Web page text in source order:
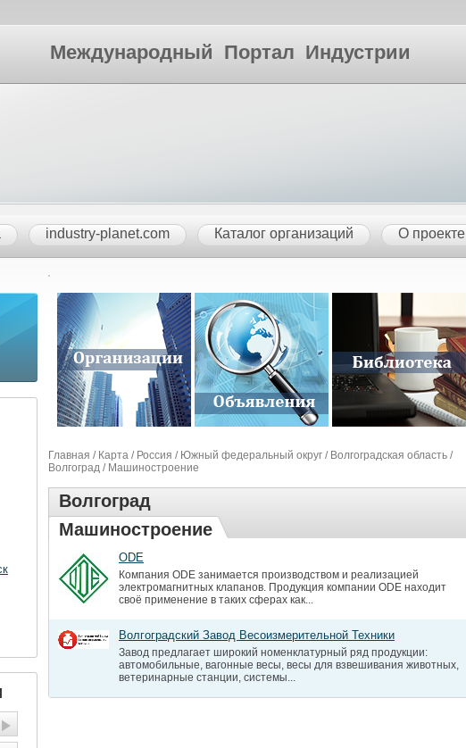
Портал Индустрии
industry-planet.com Каталог организаций О проекте
Главная / Карта / Россия / Южный федеральный округ / Волгоградская область /
Волгоград / Машиностроение
Волгоград
Машиностроение
ODE
Компания ODE занимается производством и реализацией
электромагнитных клапанов. Продукция компании ODE находит
своё применение в таких сферах как...
Волгоградский Завод Весоизмерительной Техники
Завод предлагает широкий номенклатурный ряд продукции:
автомобильные, вагонные весы, весы для взвешивания животных,
ветеринарные станции, системы...